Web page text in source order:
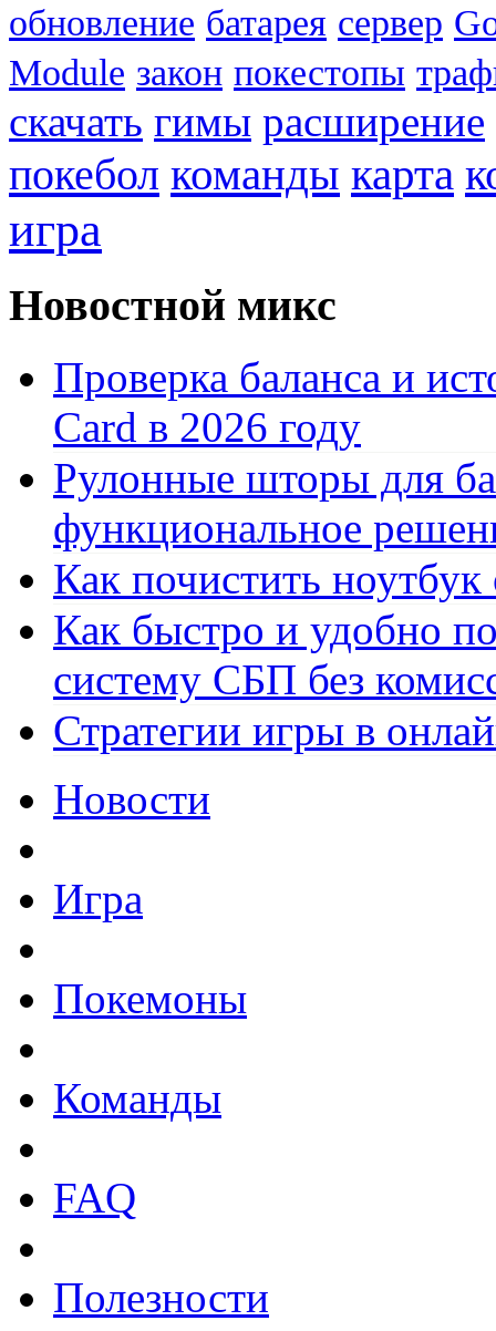
обновление батарея сервер
Module закон покестопы
скачать гимы расширение
покебол команды карта
игра
Новостной микс
Проверка баланса и
Card в 2026 году
Рулонные шторы для
функциональное
Как почистить
Как быстро и удобно
систему СБП без
Стратегии игры в
Новости
Игра
Покемоны
Команды
FAQ
Полезности